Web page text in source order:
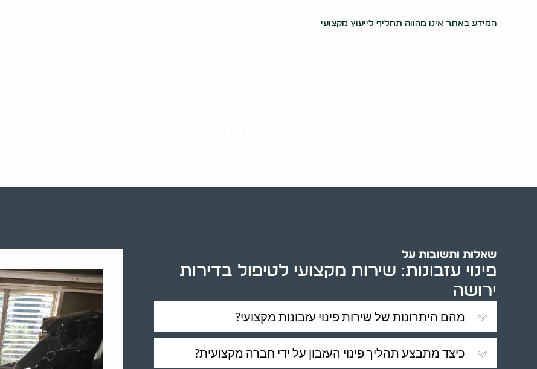
המידע באתר אינו מהווה תחליף לייעוץ מקצועי
שאלות ותשובות על
פינוי עזבונות: שירות מקצועי לטיפול בדירות
ירושה
מהם היתרונות של שירות פינוי עזבונות מקצועי?
כיצד מתבצע תהליך פינוי העזבון על ידי חברה מקצועית?